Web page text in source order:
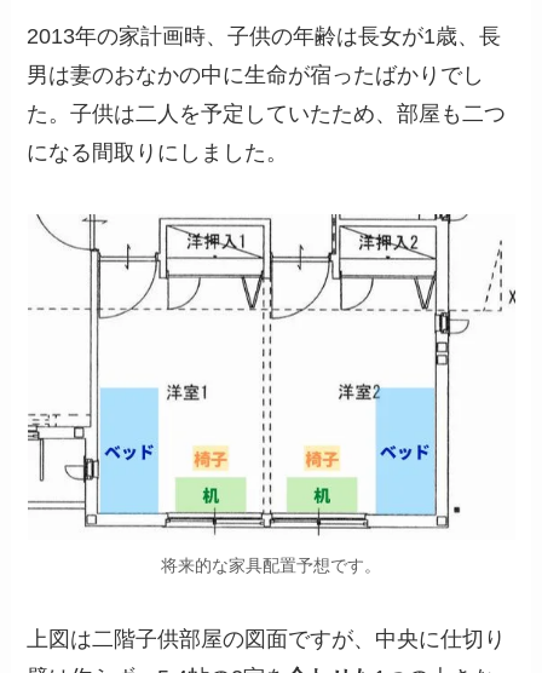
2013年の家計画時、子供の年齢は長女が1歳、長
男は妻のおなかの中に生命が宿ったばかりでし
た。子供は二人を予定していたため、部屋も二つ
になる間取りにしました。
将来的な家具配置予想です。
上図は二階子供部屋の図面ですが、中央に仕切り